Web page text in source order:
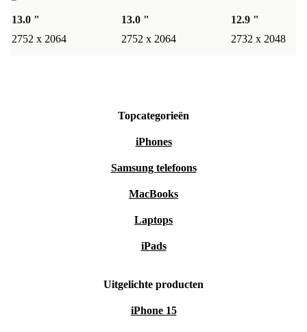
13.0 "
2752 x 2064
13.0 "
2752 x 2064
12.9 "
2732 x 2048
Topcategorieën
iPhones
Samsung telefoons
MacBooks
Laptops
iPads
Uitgelichte producten
iPhone 15